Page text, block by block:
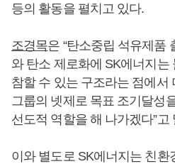
등의 활동을 펼치고 있다.
조경목은 “탄소중립 석유제품
와 탄소 제로화에 SK에너지는
참할 수 있는 구조라는 점에서
그룹의 넷제로 목표 조기달성
선도적 역할을 해 나가겠다”고
이와 별도로 SK에너지는 친환